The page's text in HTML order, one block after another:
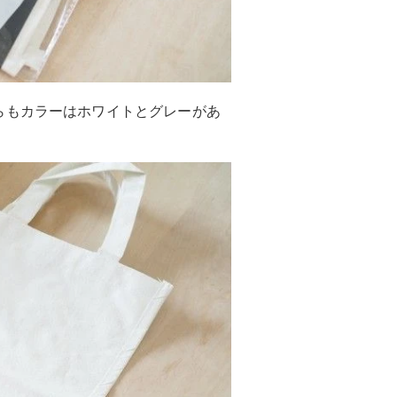
カラーはホワイトとグレーがあ